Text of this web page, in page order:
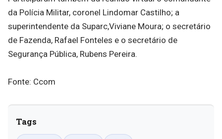
da Polícia Militar, coronel Lindomar Castilho; a
superintendente da Suparc,Viviane Moura; o secretário
de Fazenda, Rafael Fonteles e o secretário de
Segurança Pública, Rubens Pereira.
Fonte: Ccom
Tags